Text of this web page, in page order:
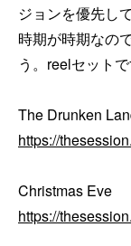
ジョンを優先し
時期が時期なの
う。reelセットで
https://
https://